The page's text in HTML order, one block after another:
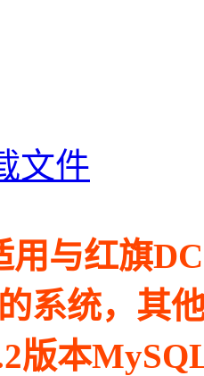
文件
与红旗DC
系统，其
版本